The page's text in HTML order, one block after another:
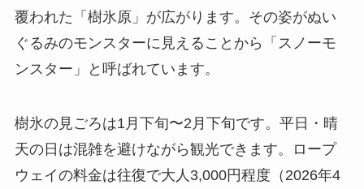
覆われた「樹氷原」が広がります。その姿がぬい
ぐるみのモンスターに見えることから「スノーモ
ンスター」と呼ばれています。
樹氷の見ごろは1月下旬〜2月下旬です。平日・晴
天の日は混雑を避けながら観光できます。ロープ
ウェイの料金は往復で大人3,000円程度（2026年4